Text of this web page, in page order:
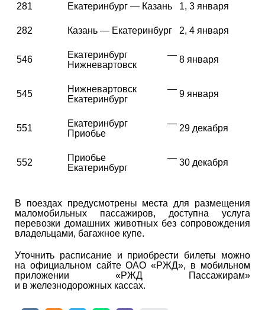
281 Екатеринбург — Казань 1, 3 января
282 Казань — Екатеринбург 2, 4 января
546
Екатеринбург —
Нижневартовск
8 января
545
Нижневартовск —
Екатеринбург
9 января
551
Екатеринбург —
Приобье
29 декабря
552
Приобье —
Екатеринбург
30 декабря
В поездах предусмотрены места для размещения
маломобильных пассажиров, доступна услуга
перевозки домашних животных без сопровождения
владельцами, багажное купе.
Уточнить расписание и приобрести билеты можно
на официальном сайте ОАО «РЖД», в мобильном
приложении «РЖД Пассажирам»
и в железнодорожных кассах.